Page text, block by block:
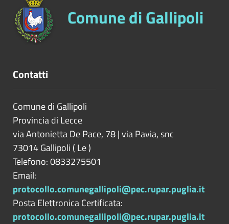
Comune di Gallipoli
Contatti
Comune di Gallipoli
Provincia di Lecce
via Antonietta De Pace, 78 | via Pavia, snc
73014Gallipoli ( Le)
Telefono: 0833275501
Email:
protocollo.comunegallipoli@pec.rupar.puglia.it
Posta Elettronica Certificata:
protocollo.comunegallipoli@pec.rupar.puglia.it